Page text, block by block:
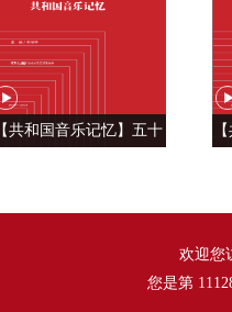
【共和国音乐记忆】五十
欢迎您
您是第